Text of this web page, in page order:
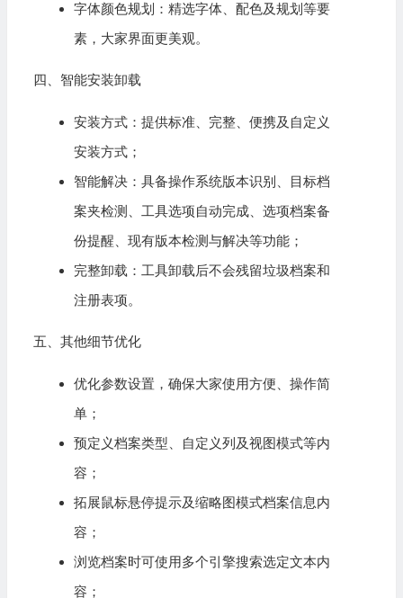
字体颜色规划：精选字体、配色及规划等要
素，大家界面更美观。
四、智能安装卸载
安装方式：提供标准、完整、便携及自定义
安装方式；
智能解决：具备操作系统版本识别、目标档
案夹检测、工具选项自动完成、选项档案备
份提醒、现有版本检测与解决等功能；
完整卸载：工具卸载后不会残留垃圾档案和
注册表项。
五、其他细节优化
优化参数设置，确保大家使用方便、操作简
单；
预定义档案类型、自定义列及视图模式等内
容；
拓展鼠标悬停提示及缩略图模式档案信息内
容；
浏览档案时可使用多个引擎搜索选定文本内
容；